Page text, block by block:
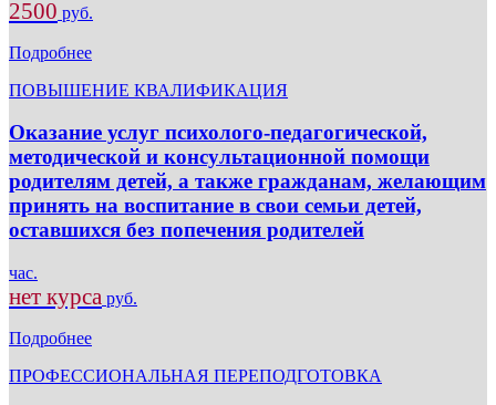
2500 руб.
Подробнее
ПОВЫШЕНИЕ КВАЛИФИКАЦИЯ
Оказание услуг психолого-педагогической,
методической и консультационной помощи
родителям детей, а также гражданам, желающим
принять на воспитание в свои семьи детей,
оставшихся без попечения родителей
час.
нет курса руб.
Подробнее
ПРОФЕССИОНАЛЬНАЯ ПЕРЕПОДГОТОВКА